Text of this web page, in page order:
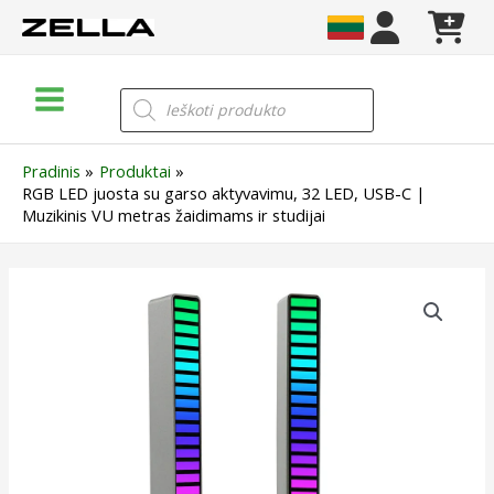
prie
Menu
Products
search
Pradinis
Produktai
RGB LED juosta su garso aktyvavimu, 32 LED, USB-C |
Muzikinis VU metras žaidimams ir studijai